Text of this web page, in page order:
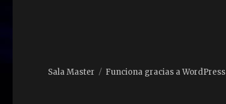
Sala Master Funciona gracias a WordPress